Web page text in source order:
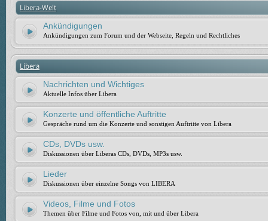
Libera-Welt
Ankündigungen
Ankündigungen zum Forum und der Webseite, Regeln und Rechtliches
Libera
Nachrichten und Wichtiges
Aktuelle Infos über Libera
Konzerte und öffentliche Auftritte
Gespräche rund um die Konzerte und sonstigen Auftritte von Libera
CDs, DVDs usw.
Diskussionen über Liberas CDs, DVDs, MP3s usw.
Lieder
Diskussionen über einzelne Songs von LIBERA
Videos, Filme und Fotos
Themen über Filme und Fotos von, mit und über Libera